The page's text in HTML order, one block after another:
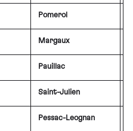
Pomerol
Margaux
Pauillac
Saint-Julien
Pessac-Leognan